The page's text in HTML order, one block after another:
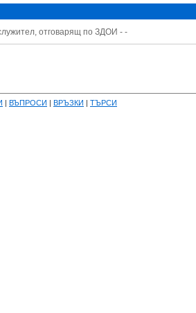
отговарящ по ЗДОИ - -
| ВЪПРОСИ | ВРЪЗКИ | ТЪРСИ